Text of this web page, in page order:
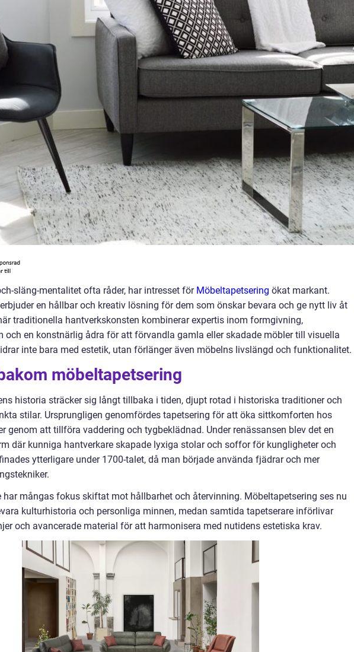
släng-mentalitet ofta råder, har intresset för Möbeltapetsering ökat markant.
en hållbar och kreativ lösning för dem som önskar bevara och ge nytt liv åt
traditionella hantverkskonsten kombinerar expertis inom formgivning,
och en konstnärlig ådra för att förvandla gamla eller skadade möbler till visuella
inte bara med estetik, utan förlänger även möbelns livslängd och funktionalitet.
möbeltapetsering
historia sträcker sig långt tillbaka i tiden, djupt rotad i historiska traditioner och
stilar. Ursprungligen genomfördes tapetsering för att öka sittkomforten hos
genom att tillföra vaddering och tygbeklädnad. Under renässansen blev det en
där kunniga hantverkare skapade lyxiga stolar och soffor för kungligheter och
ytterligare under 1700-talet, då man började använda fjädrar och mer
har mångas fokus skiftat mot hållbarhet och återvinning. Möbeltapetsering ses nu
kulturhistoria och personliga minnen, medan samtida tapetserare införlivar
och avancerade material för att harmonisera med nutidens estetiska krav.